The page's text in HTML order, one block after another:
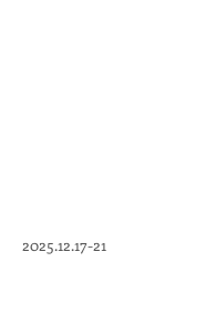
2025.12.17-21